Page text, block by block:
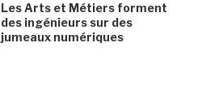
Les Arts et Métiers forment
des ingénieurs sur des
jumeaux numériques